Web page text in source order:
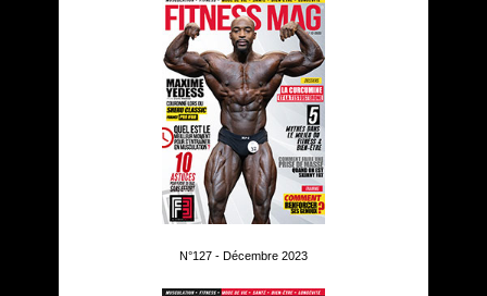
N°127 - Décembre 2023